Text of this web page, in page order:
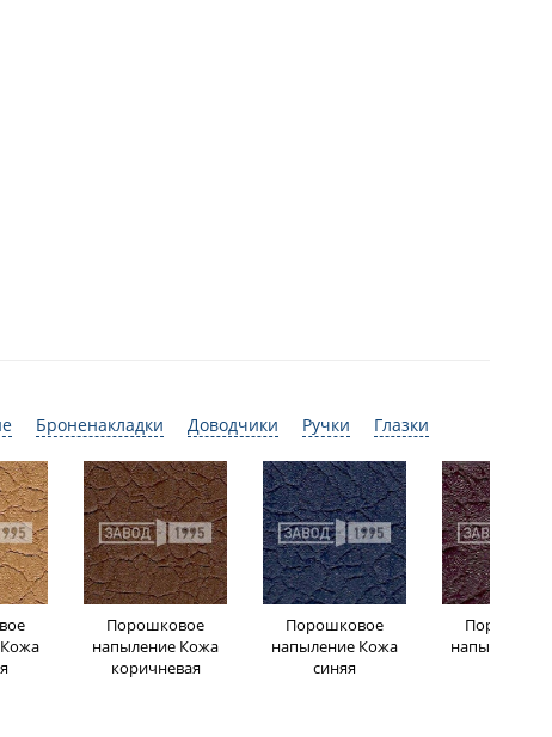
Броненакладки Доводчики Ручки Глазки
Порошковое
напыление Кожа
коричневая
Порошковое
напыление Кожа
синяя
напыление